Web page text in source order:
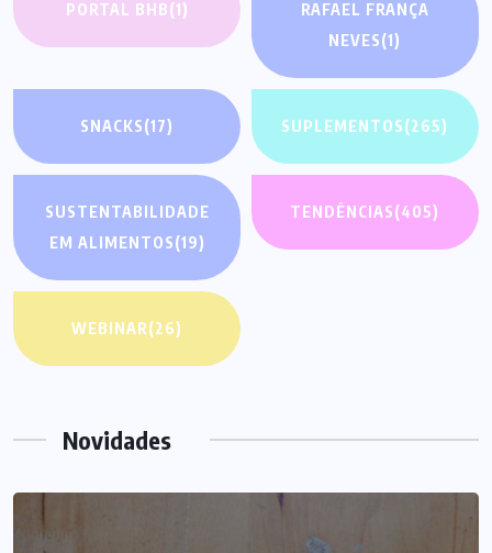
PORTAL BHB(1)
RAFAEL FRANÇA
NEVES(1)
SNACKS(17) SUPLEMENTOS(265)
SUSTENTABILIDADE
EM ALIMENTOS(19)
TENDÊNCIAS(405)
WEBINAR(26)
Novidades